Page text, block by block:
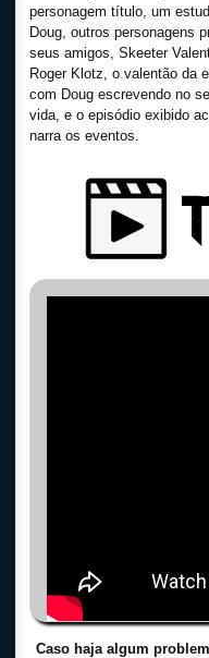
personagem título, um
Doug, outros personagens
seus amigos, Skeeter
Roger Klotz, o valentão da
com Doug escrevendo no
vida, e o episódio exibido
narra os eventos.
Caso haja algum